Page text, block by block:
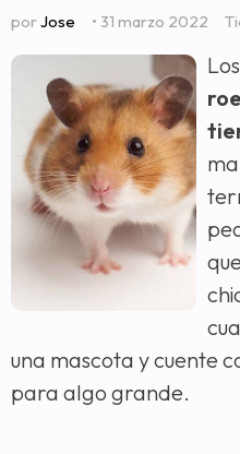
porJose • 31 marzo 2022
una mascota y cuente
para algo grande.